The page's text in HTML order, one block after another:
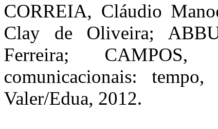
CORREIA, Cláudio
Clay de Oliveira;
Ferreira; CAMPOS,
comunicacionais:
Valer/Edua, 2012.